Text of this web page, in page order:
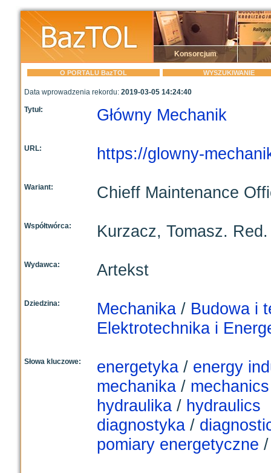
Konsorcjum
O PORTALU BazTOL WYSZUKIWANIE
Data wprowadzenia rekordu: 2019-03-05 14:24:40
Tytuł: Główny Mechanik
URL: https://glowny-
Wariant: Chieff Maintenance
Współtwórca: Kurzacz, Tomasz.
Wydawca: Artekst
Dziedzina: Mechanika/ Budowa i
Elektrotechnika i
Słowa kluczowe: energetyka/ energy
mechanika/ mechanics
hydraulika/ hydraulics
diagnostyka/
pomiary energetyczne